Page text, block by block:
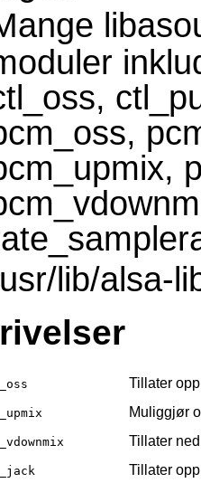
lib/alsa-
Tillater
Muliggjør
Tillater
Tillater